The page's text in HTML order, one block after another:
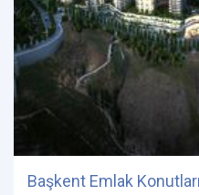
Başkent Emlak Konutları